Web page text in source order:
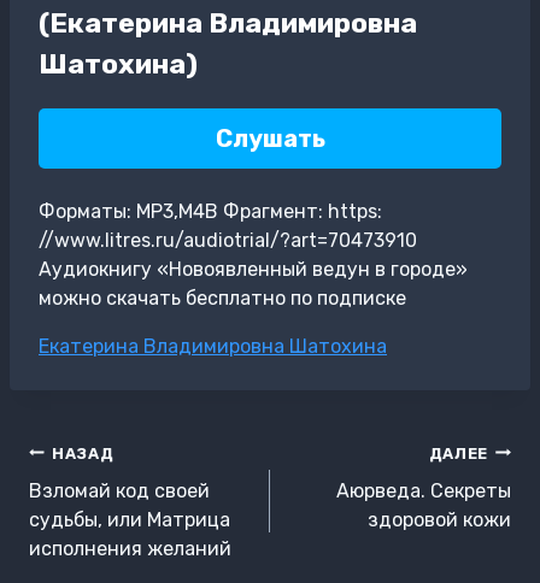
(Екатерина Владимировна
Шатохина)
Слушать
Форматы: MP3,M4B Фрагмент: https:
//www.litres.ru/audiotrial/?art=70473910
Аудиокнигу «Новоявленный ведун в городе»
можно скачать бесплатно по подписке
Метки
Екатерина Владимировна Шатохина
Навигация
по
записям
НАЗАД
Взломай код своей
судьбы, или Матрица
исполнения желаний
ДАЛЕЕ
Аюрведа. Секреты
здоровой кожи